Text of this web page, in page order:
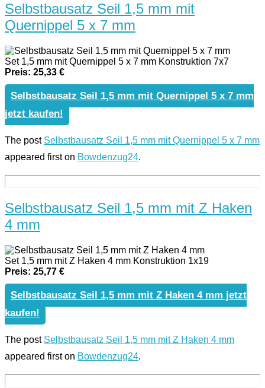
Selbstbausatz Seil 1,5 mm mit
Quernippel 5 x 7 mm
Set 1,5 mm mit Quernippel 5 x 7 mm Konstruktion 7x7
Preis: 25,33 €
Selbstbausatz Seil 1,5 mm mit Quernippel 5 x 7 mm
jetzt kaufen!
The post Selbstbausatz Seil 1,5 mm mit Quernippel 5 x 7 mm
appeared first on Bowdenzug24.
Selbstbausatz Seil 1,5 mm mit Z Haken
4 mm
Set 1,5 mm mit Z Haken 4 mm Konstruktion 1x19
Preis: 25,77 €
Selbstbausatz Seil 1,5 mm mit Z Haken 4 mm jetzt
kaufen!
The post Selbstbausatz Seil 1,5 mm mit Z Haken 4 mm
appeared first on Bowdenzug24.